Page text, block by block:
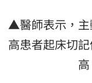
▲醫師表示，主
高患者起床切